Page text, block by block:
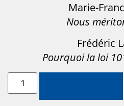
Marie-
Nous
Frédéric
Pourquoi la loi